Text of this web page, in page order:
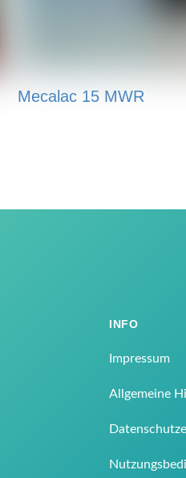
Mecalac 15 MWR
INFO
Impressum
Allgemeine